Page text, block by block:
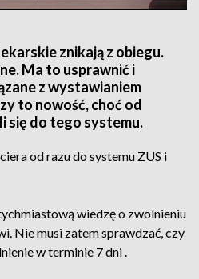
znikają z obiegu.
Ma to usprawnić i
z wystawianiem
to nowość, choć od
się do tego systemu.
od razu do systemu ZUS i
wiedzę o zwolnieniu
Nie musi zatem sprawdzać, czy
w terminie 7 dni .